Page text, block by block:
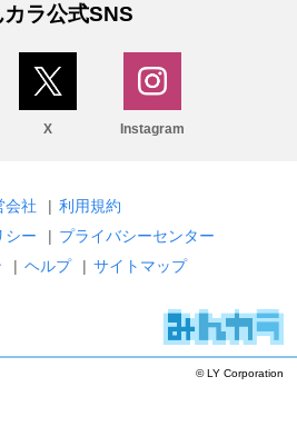
ラ公式SNS
X Instagram
会社 | 利用規約
シー
| プライバシーセンター
| ヘルプ | サイトマップ
© LY Corporation